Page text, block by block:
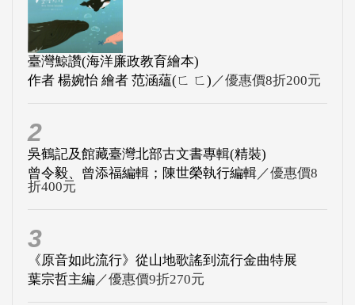
臺灣鯨讚(海洋廉政教育繪本)
作者 楊婉怡 繪者 范涵蘊(ㄈ ㄈ) ／優惠價8折200元
2
吳鶴記及館藏臺灣北部古文書專輯(精裝)
曾令毅、曾添福編輯；陳世榮執行編輯／優惠價8
折400元
3
《原音如此流行》從山地歌謠到流行金曲特展
葉宗哲主編 ／優惠價9折270元